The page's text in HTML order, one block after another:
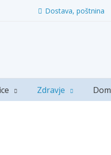
Dostava, poštnina
Zdravje Dom